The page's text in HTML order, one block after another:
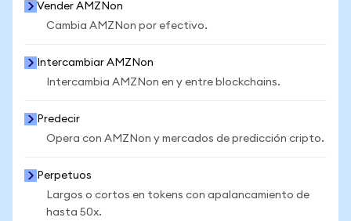
Vender AMZNon
Cambia AMZNon por efectivo.
Intercambiar AMZNon
Intercambia AMZNon en y entre blockchains.
Predecir
Opera con AMZNon y mercados de predicción cripto.
Perpetuos
Largos o cortos en tokens con apalancamiento de
hasta 50x.